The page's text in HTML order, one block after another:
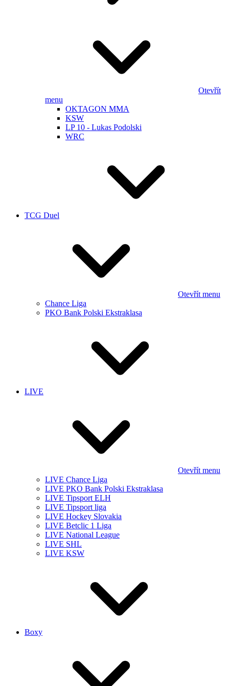
Otevřít
menu
OKTAGON MMA
KSW
LP 10 - Lukas Podolski
WRC
TCG Duel
Otevřít menu
Chance Liga
PKO Bank Polski Ekstraklasa
LIVE
Otevřít menu
LIVE Chance Liga
LIVE PKO Bank Polski Ekstraklasa
LIVE Tipsport ELH
LIVE Tipsport liga
LIVE Hockey Slovakia
LIVE Betclic 1 Liga
LIVE National League
LIVE SHL
LIVE KSW
Boxy